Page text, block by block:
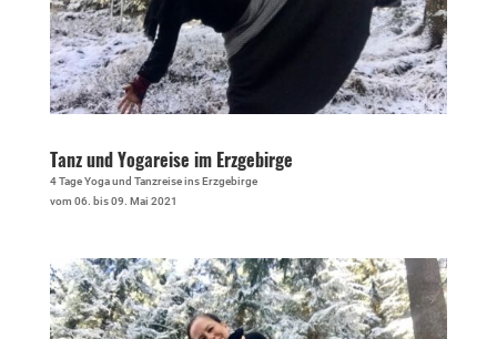
Tanz und Yogareise im Erzgebirge
4 Tage Yoga und Tanzreise ins Erzgebirge
vom 06. bis 09. Mai 2021